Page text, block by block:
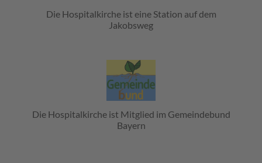
Die Hospitalkirche ist eine Station auf dem
Jakobsweg
Die Hospitalkirche ist Mitglied im Gemeindebund
Bayern